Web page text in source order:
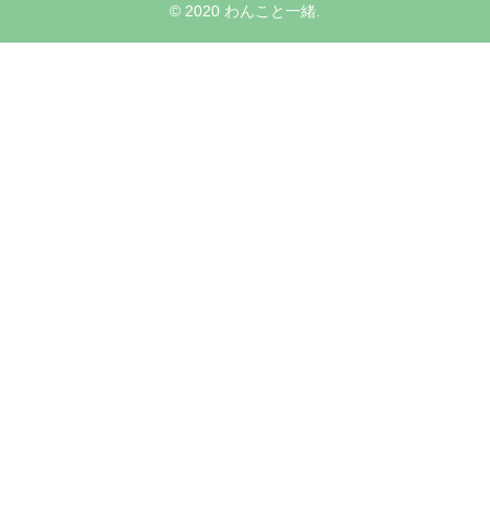
© 2020 わんこと一緒.